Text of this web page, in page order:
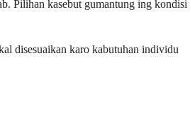
Pilihan kasebut gumantung ing kondisi
disesuaikan karo kabutuhan individu